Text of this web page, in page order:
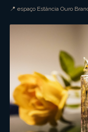
📍 espaço Estância Ouro